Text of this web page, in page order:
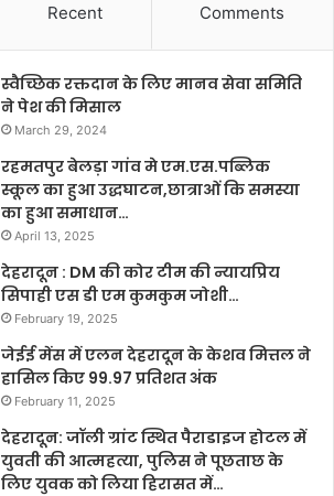
Recent Comments
स्वैच्छिक रक्तदान के लिए मानव सेवा समिति
ने पेश की मिसाल
March 29, 2024
रहमतपुर बेलड़ा गांव मे एम.एस.पब्लिक
स्कूल का हुआ उद्धघाटन,छात्राओं कि समस्या
का हुआ समाधान…
April 13, 2025
देहरादून : DM की कोर टीम की न्यायप्रिय
सिपाही एस डी एम कुमकुम जोशी…
February 19, 2025
जेईई मेंस में एलन देहरादून के केशव मित्तल ने
हासिल किए 99.97 प्रतिशत अंक
February 11, 2025
देहरादून: जॉली ग्रांट स्थित पैराडाइज होटल में
युवती की आत्महत्या, पुलिस ने पूछताछ के
लिए युवक को लिया हिरासत में…